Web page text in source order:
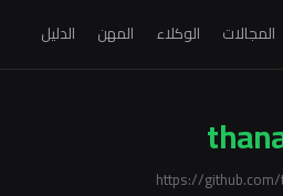
المجالات الوكلاء المهن الدليل
https://